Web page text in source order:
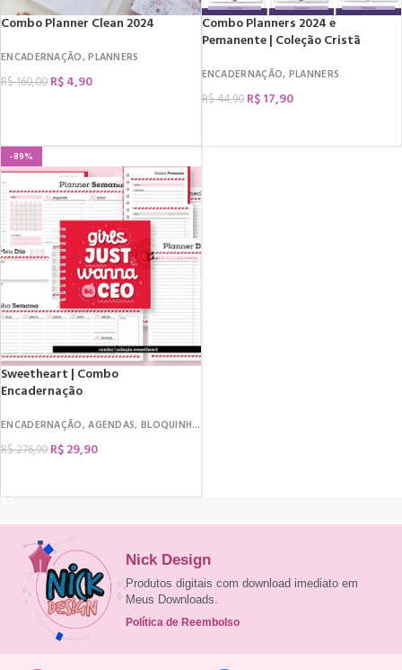
Combo Planner Clean 2024
ENCADERNAÇÃO,PLANNERS
R$160,00 R$4,90
Combo Planners 2024 e
Pemanente | Coleção Cristã
ENCADERNAÇÃO, PLANNERS
R$44,90 R$17,90
-89%
Sweetheart | Combo
Encadernação
ENCADERNAÇÃO,AGENDAS, BLOQUINHOS
R$276,90 R$29,90
Nick Design
Produtos digitais com download imediato em
Meus Downloads.
Política de Reembolso